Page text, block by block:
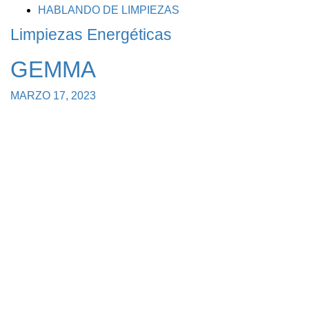
TAGSHABLANDO DE LIMPIEZAS
Limpiezas Energéticas
GEMMA
MARZO 17, 2023